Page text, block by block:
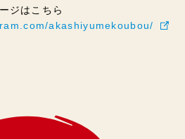
ジはこちら
akashiyumekoubou/